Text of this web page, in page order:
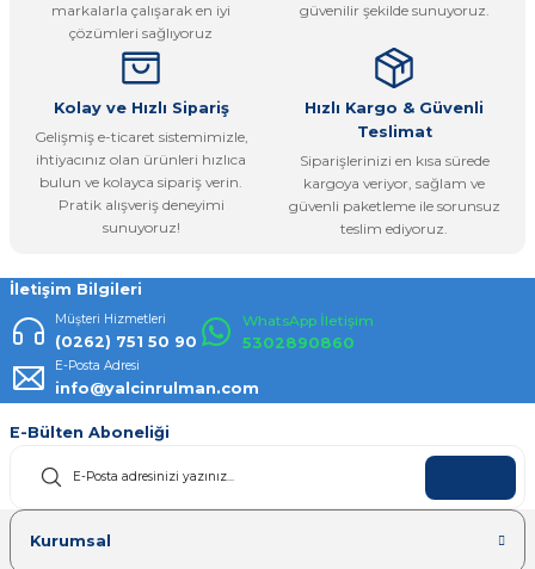
Ürün fiyatı diğer sitelerden daha pahalı.
Bu ürüne benzer farklı alternatifler olmalı.
Gönder
markalarla çalışarak en iyi
çözümleri sağlıyoruz
güvenilir şekilde sunuyoruz.
Kolay ve Hızlı Sipariş
Gelişmiş e-ticaret sistemimizle,
ihtiyacınız olan ürünleri hızlıca
bulun ve kolayca sipariş verin.
Pratik alışveriş deneyimi
sunuyoruz!
Hızlı Kargo & Güvenli
Teslimat
Siparişlerinizi en kısa sürede
kargoya veriyor, sağlam ve
güvenli paketleme ile sorunsuz
teslim ediyoruz.
İletişim Bilgileri
Müşteri Hizmetleri
(0262) 751 50 90
WhatsApp İletişim
5302890860
E-Posta Adresi
info@yalcinrulman.com
E-Bülten Aboneliği
Kurumsal